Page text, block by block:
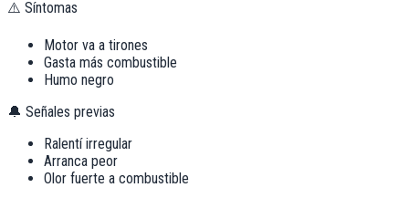
⚠️ Síntomas
Motor va a tirones
Gasta más combustible
Humo negro
🔔 Señales previas
Ralentí irregular
Arranca peor
Olor fuerte a combustible